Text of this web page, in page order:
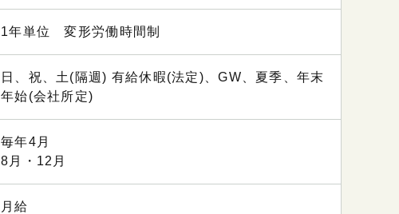
1年単位 変形労働時間制
日、祝、土(隔週) 有給休暇(法定)、GW、夏季、年末
年始(会社所定)
毎年4月
8月・12月
月給